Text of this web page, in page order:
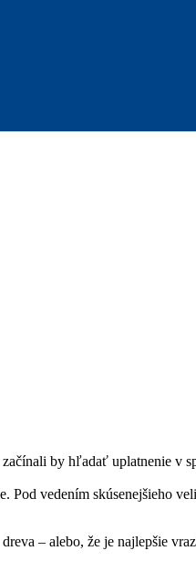
by hľadať uplatnenie v
vedením skúsenejšieho
– alebo, že je najlepšie